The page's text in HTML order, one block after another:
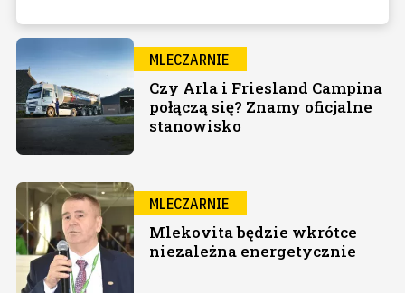
MLECZARNIE
Czy Arla i Friesland Campina
połączą się? Znamy oficjalne
stanowisko
MLECZARNIE
Mlekovita będzie wkrótce
niezależna energetycznie